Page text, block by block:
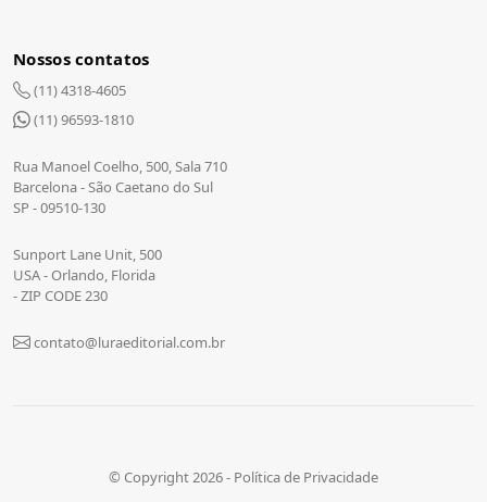
Nossos contatos
(11) 4318-4605
(11) 96593-1810
Rua Manoel Coelho, 500, Sala 710
Barcelona - São Caetano do Sul
SP - 09510-130
Sunport Lane Unit, 500
USA - Orlando, Florida
- ZIP CODE 230
contato@luraeditorial.com.br
© Copyright 2026 - Política de Privacidade